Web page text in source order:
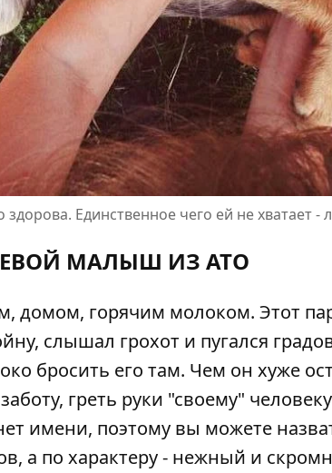
Единственное чего ей не хватает -
МАЛЫШ ИЗ АТО
домом, горячим молоком. Этот
слышал грохот и пугался
бросить его там. Чем он хуже
греть руки "своему"
имени, поэтому вы можете
а по характеру - нежный и